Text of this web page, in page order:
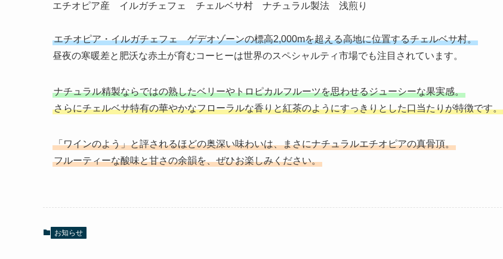
エチオピア産 イルガチェフェ チェルベサ村 ナチュラル製法 浅煎り
エチオピア・イルガチェフェ ゲデオゾーンの標高2,000mを超える高地に位置するチェルベサ村。
昼夜の寒暖差と肥沃な赤土が育むコーヒーは世界のスペシャルティ市場でも注目されています。
ナチュラル精製ならではの熟したベリーやトロピカルフルーツを思わせるジューシーな果実感。
さらにチェルベサ特有の華やかなフローラルな香りと紅茶のようにすっきりとした口当たりが特徴です。
「ワインのよう」と評されるほどの奥深い味わいは、まさにナチュラルエチオピアの真骨頂。
フルーティーな酸味と甘さの余韻を、ぜひお楽しみください。
お知らせ